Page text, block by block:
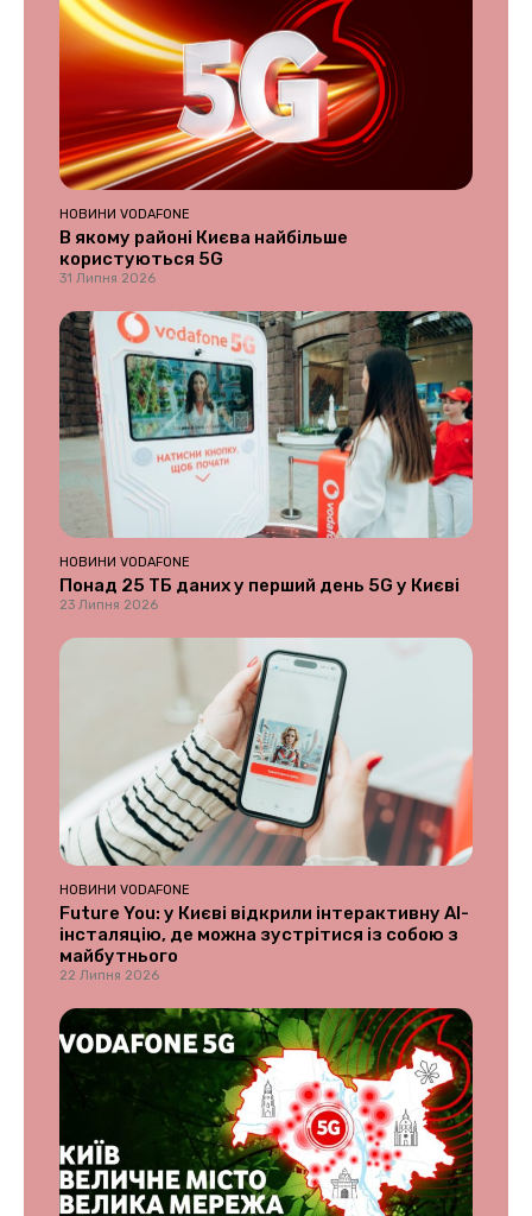
НОВИНИ VODAFONE
В якому районі Києва найбільше
користуються 5G
31 Липня 2026
НОВИНИ VODAFONE
Понад 25 ТБ даних у перший день 5G у Києві
23 Липня 2026
НОВИНИ VODAFONE
Future You: у Києві відкрили інтерактивну AI-
інсталяцію, де можна зустрітися із собою з
майбутнього
22 Липня 2026